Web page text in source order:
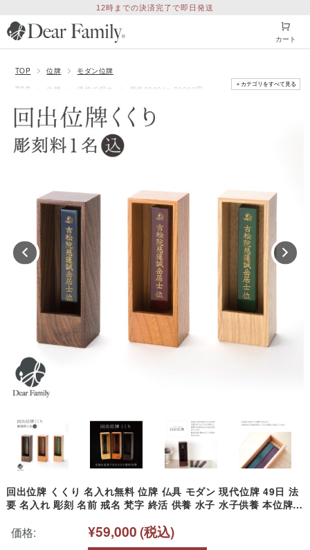
12時までの決済完了で即日発送
カート
TOP 位牌
モダン位牌
TOP
位牌 価格で探す
価格20001〜50000円
TOP
位牌
回出位牌(繰出位牌)
TOP
位牌 シリーズ別 シンプル位牌「くくり」
＋カテゴリをすべて見る
回出位牌 くくり 名入れ無料 位牌 仏具 モダン 現代位牌 49日 法
要 名入れ 彫刻 名前 戒名 梵字 終活 供養 水子 水子供養 本位牌
繰り出し 交換 連名 二人
価格: ¥59,000(税込)